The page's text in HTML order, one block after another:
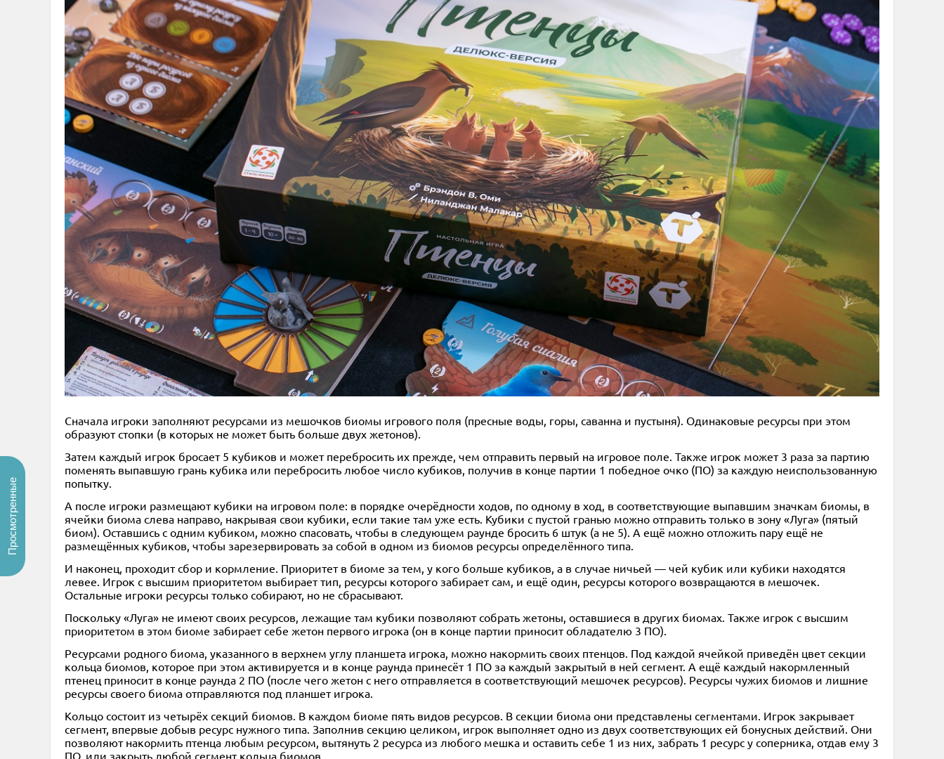
Сначала игроки заполняют ресурсами из мешочков биомы игрового поля (пресные воды, горы, саванна и пустыня). Одинаковые ресурсы при этом
образуют стопки (в которых не может быть больше двух жетонов).
Затем каждый игрок бросает 5 кубиков и может перебросить их прежде, чем отправить первый на игровое поле. Также игрок может 3 раза за партию
поменять выпавшую грань кубика или перебросить любое число кубиков, получив в конце партии 1 победное очко (ПО) за каждую неиспользованную
попытку.
А после игроки размещают кубики на игровом поле: в порядке очерёдности ходов, по одному в ход, в соответствующие выпавшим значкам биомы, в
ячейки биома слева направо, накрывая свои кубики, если такие там уже есть. Кубики с пустой гранью можно отправить только в зону «Луга» (пятый
биом). Оставшись с одним кубиком, можно спасовать, чтобы в следующем раунде бросить 6 штук (а не 5). А ещё можно отложить пару ещё не
размещённых кубиков, чтобы зарезервировать за собой в одном из биомов ресурсы определённого типа.
И наконец, проходит сбор и кормление. Приоритет в биоме за тем, у кого больше кубиков, а в случае ничьей — чей кубик или кубики находятся
левее. Игрок с высшим приоритетом выбирает тип, ресурсы которого забирает сам, и ещё один, ресурсы которого возвращаются в мешочек.
Остальные игроки ресурсы только собирают, но не сбрасывают.
Поскольку «Луга» не имеют своих ресурсов, лежащие там кубики позволяют собрать жетоны, оставшиеся в других биомах. Также игрок с высшим
приоритетом в этом биоме забирает себе жетон первого игрока (он в конце партии приносит обладателю 3 ПО).
Ресурсами родного биома, указанного в верхнем углу планшета игрока, можно накормить своих птенцов. Под каждой ячейкой приведён цвет секции
кольца биомов, которое при этом активируется и в конце раунда принесёт 1 ПО за каждый закрытый в ней сегмент. А ещё каждый накормленный
птенец приносит в конце раунда 2 ПО (после чего жетон с него отправляется в соответствующий мешочек ресурсов). Ресурсы чужих биомов и лишние
ресурсы своего биома отправляются под планшет игрока.
Кольцо состоит из четырёх секций биомов. В каждом биоме пять видов ресурсов. В секции биома они представлены сегментами. Игрок закрывает
сегмент, впервые добыв ресурс нужного типа. Заполнив секцию целиком, игрок выполняет одно из двух соответствующих ей бонусных действий. Они
позволяют накормить птенца любым ресурсом, вытянуть 2 ресурса из любого мешка и оставить себе 1 из них, забрать 1 ресурс у соперника, отдав ему 3
ПО, или закрыть любой сегмент кольца биомов.
Просмотренные